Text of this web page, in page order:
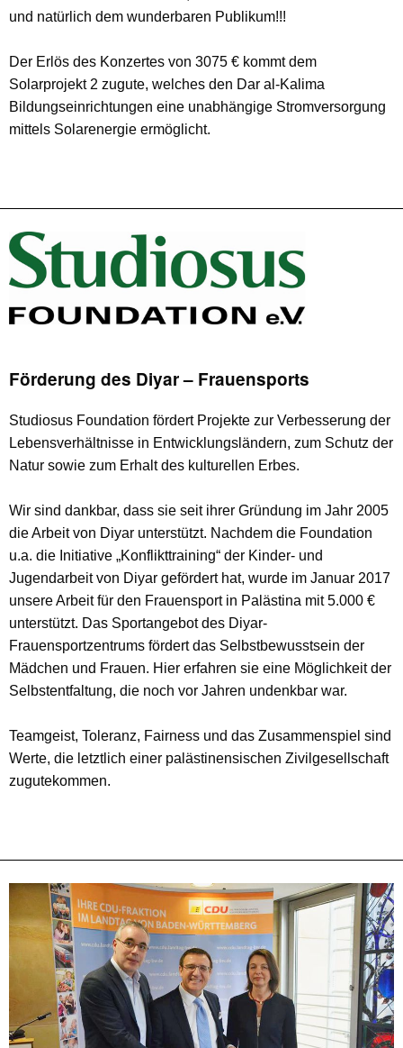
und natürlich dem wunderbaren Publikum!!!
Der Erlös des Konzertes von 3075 € kommt dem
Solarprojekt 2 zugute, welches den Dar al-Kalima
Bildungseinrichtungen eine unabhängige Stromversorgung
mittels Solarenergie ermöglicht.
Förderung des Diyar – Frauensports
Studiosus Foundation fördert Projekte zur Verbesserung der
Lebensverhältnisse in Entwicklungsländern, zum Schutz der
Natur sowie zum Erhalt des kulturellen Erbes.
Wir sind dankbar, dass sie seit ihrer Gründung im Jahr 2005
die Arbeit von Diyar unterstützt. Nachdem die Foundation
u.a. die Initiative „Konflikttraining“ der Kinder- und
Jugendarbeit von Diyar gefördert hat, wurde im Januar 2017
unsere Arbeit für den Frauensport in Palästina mit 5.000 €
unterstützt. Das Sportangebot des Diyar-
Frauensportzentrums fördert das Selbstbewusstsein der
Mädchen und Frauen. Hier erfahren sie eine Möglichkeit der
Selbstentfaltung, die noch vor Jahren undenkbar war.
Teamgeist, Toleranz, Fairness und das Zusammenspiel sind
Werte, die letztlich einer palästinensischen Zivilgesellschaft
zugutekommen.